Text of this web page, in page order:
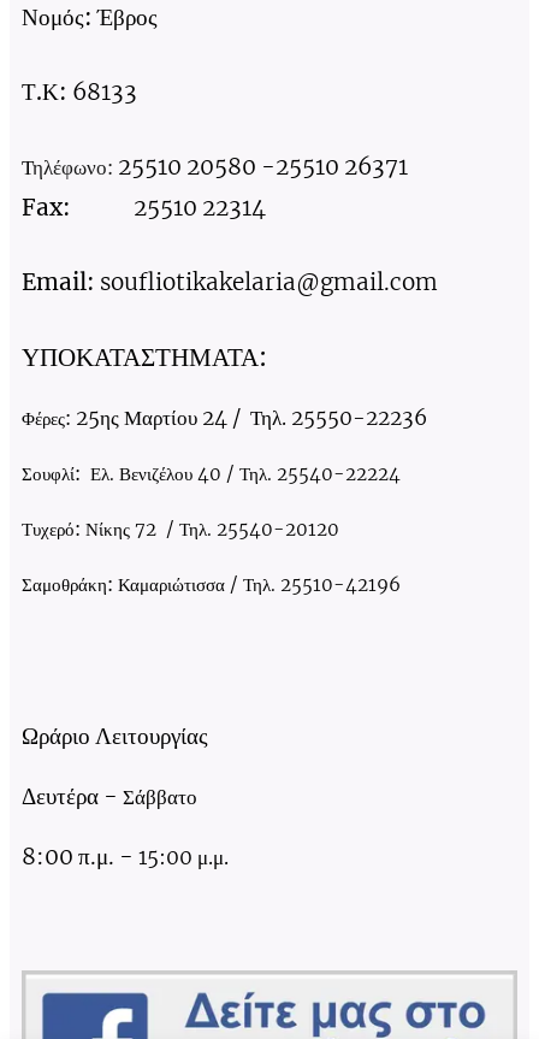
Νομός: Έβρος
Τ.Κ: 68133
Τηλέφωνο: 25510 20580 -25510 26371
Fax: 25510 22314
Email: soufliotikakelaria@gmail.com
ΥΠΟΚΑΤΑΣΤΗΜΑΤΑ:
Φέρες: 25ης Μαρτίου 24 / Τηλ. 25550-22236
Σουφλί: Ελ. Βενιζέλου 40 / Τηλ. 25540-22224
Τυχερό: Νίκης 72 / Τηλ. 25540-20120
Σαμοθράκη: Καμαριώτισσα / Τηλ. 25510-42196
Ωράριο Λειτουργίας
Δευτέρα - Σάββατο
8:00 π.μ. - 15:00 μ.μ.